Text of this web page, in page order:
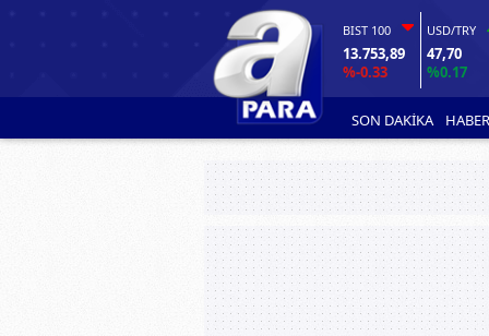
BIST 100
13.753,89
%-0.33
USD/TRY
47,70
%0.17
SON DAKİKA